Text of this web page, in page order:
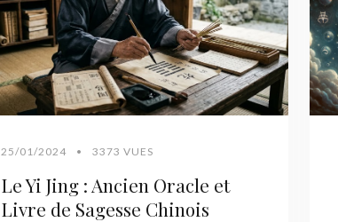
25/01/2024 • 3373 VUES
Le Yi Jing : Ancien Oracle et
Livre de Sagesse Chinois